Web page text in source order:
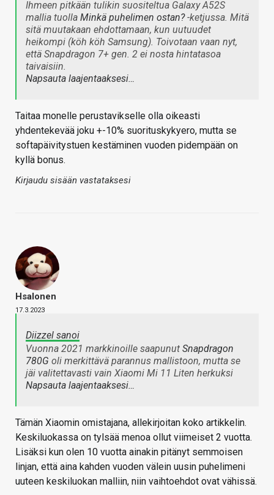
Ihmeen pitkään tulikin suositeltua Galaxy A52S
mallia tuolla Minkä puhelimen ostan?-ketjussa. Mitä
sitä muutakaan ehdottamaan, kun uutuudet
heikompi (köh köh Samsung). Toivotaan vaan nyt,
että Snapdragon 7+ gen. 2 ei nosta hintatasoa
taivaisiin.
Napsauta laajentaaksesi…
Taitaa monelle perustavikselle olla oikeasti
yhdentekevää joku +-10% suorituskykyero, mutta se
softapäivitystuen kestäminen vuoden pidempään on
kyllä bonus.
Kirjaudu sisään vastataksesi
Hsalonen
17.3.2023
Diizzel sanoi
Vuonna 2021 markkinoille saapunut Snapdragon
780G oli merkittävä parannus mallistoon, mutta se
jäi valitettavasti vain Xiaomi Mi 11 Liten herkuksi
Napsauta laajentaaksesi…
Tämän Xiaomin omistajana, allekirjoitan koko artikkelin.
Keskiluokassa on tylsää menoa ollut viimeiset 2 vuotta.
Lisäksi kun olen 10 vuotta ainakin pitänyt semmoisen
linjan, että aina kahden vuoden välein uusin puhelimeni
uuteen keskiluokan malliin, niin vaihtoehdot ovat vähissä.